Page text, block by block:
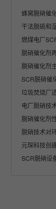
干法脱硫和
燃煤电厂
脱硝催化剂
SCR脱硝催
脱硝催化剂
元琛科技创
SCR脱硝设